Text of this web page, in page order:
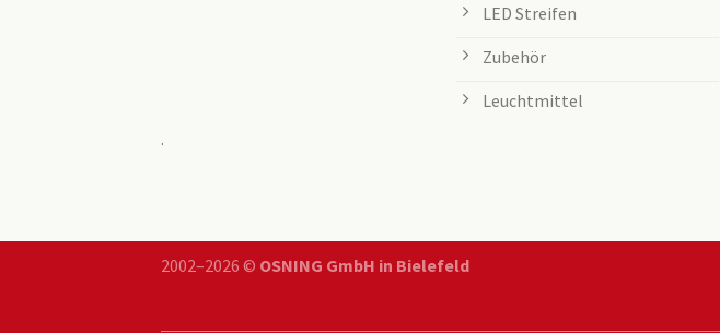
LED Streifen
Zubehör
Leuchtmittel
.
2002–2026 © OSNING GmbH in Bielefeld